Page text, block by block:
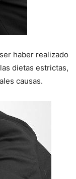
haber realizado
dietas estrictas,
causas.